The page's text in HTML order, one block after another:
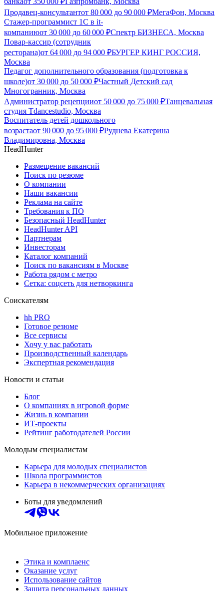
Продавец-консультантот 80 000 до 90 000 ₽МегаФон, Москва
Стажер-программист 1С в it-
компаниюот 30 000 до 60 000 ₽Спектр БИЗНЕСА, Москва
Повар-кассир (сотрудник
ресторана)от 64 000 до 94 000 ₽БУРГЕР КИНГ РОССИЯ,
Москва
Педагог дополнительного образования (подготовка к
школе)от 30 000 до 50 000 ₽Частный Детский сад
Многогранник, Москва
Администратор рецепцииот 50 000 до 75 000 ₽Танцевальная
студия Tdancestudio, Москва
Воспитатель детей дошкольного
возрастаот 90 000 до 95 000 ₽Руднева Екатерина
Владимировна, Москва
HeadHunter
Размещение вакансий
Поиск по резюме
О компании
Наши вакансии
Реклама на сайте
Требования к ПО
Безопасный HeadHunter
HeadHunter API
Партнерам
Инвесторам
Каталог компаний
Поиск по вакансиям в Москве
Работа рядом с метро
Сетка: соцсеть для нетворкинга
Соискателям
hh PRO
Готовое резюме
Все сервисы
Хочу у вас работать
Производственный календарь
Экспертная рекомендация
Новости и статьи
Блог
О компаниях в игровой форме
Жизнь в компании
ИТ-проекты
Рейтинг работодателей России
Молодым специалистам
Карьера для молодых специалистов
Школа программистов
Карьера в некоммерческих организациях
Боты для уведомлений
Мобильное приложение
Этика и комплаенс
Оказание услуг
Использование сайтов
Защита персональных данных